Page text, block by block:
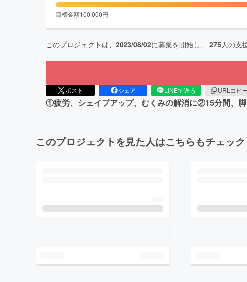
目標金額100,000円
このプロジェクトは、 2023/08/02に募集を開始し、 275人の支
ポスト シェア LINEで送る URLコピー
①疲労、シェイプアップ、むくみの解消に②15分間、
このプロジェクトを見た人はこちらもチェッ